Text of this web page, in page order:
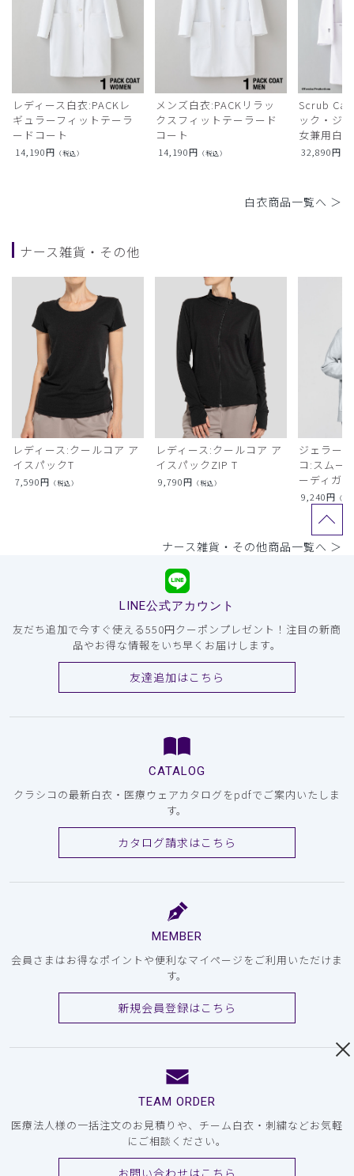
レディース白衣:PACKレ
ギュラーフィットテーラ
ードコート
14,190円 （税込）
メンズ白衣:PACKリラッ
クスフィットテーラード
コート
14,190円 （税込）
Scrub
ック・ジ
女兼用白
32,890円
白衣商品一覧へ ＞
ナース雑貨・その他
レディース:クールコア ア
イスパックT
7,590円 （税込）
レディース:クールコア ア
イスパックZIP T
9,790円 （税込）
ジェラー
コ:スムー
ーディガン
9,240円 （税
ナース雑貨・その他商品一覧へ ＞
LINE公式アカウント
友だち追加で今すぐ使える550円クーポンプレゼント！注目の新商
品やお得な情報をいち早くお届けします。
友達追加はこちら
CATALOG
クラシコの最新白衣・医療ウェアカタログをpdfでご案内いたしま
す。
カタログ請求はこちら
MEMBER
会員さまはお得なポイントや便利なマイページをご利用いただけま
す。
新規会員登録はこちら
TEAM ORDER
医療法人様の一括注文のお見積りや、チーム白衣・刺繍などお気軽
にご相談ください。
お問い合わせはこちら